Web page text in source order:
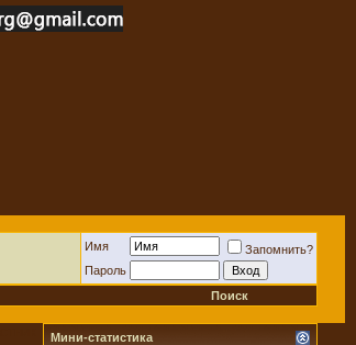
Имя
Запомнить?
Пароль
Поиск
Мини-статистика